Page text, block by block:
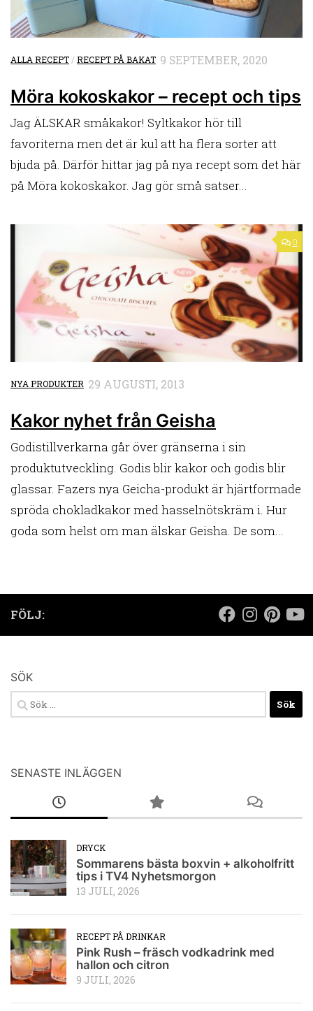
ALLA RECEPT /RECEPT PÅ BAKAT 9 SEPTEMBER, 2020
Möra kokoskakor – recept och tips
Jag ÄLSKAR småkakor! Syltkakor hör till
favoriterna men det är kul att ha flera sorter att
bjuda på. Därför hittar jag på nya recept som det här
på Möra kokoskakor. Jag gör små satser...
0
NYA PRODUKTER 29 AUGUSTI, 2013
Kakor nyhet från Geisha
Godistillverkarna går över gränserna i sin
produktutveckling. Godis blir kakor och godis blir
glassar. Fazers nya Geicha-produkt är hjärtformade
spröda chokladkakor med hasselnötskräm i. Hur
goda som helst om man älskar Geisha. De som...
FÖLJ:
SÖK
Sök
efter:
SENASTE INLÄGGEN
DRYCK
Sommarens bästa boxvin + alkoholfritt
tips i TV4 Nyhetsmorgon
13 JULI, 2026
RECEPT PÅ DRINKAR
Pink Rush – fräsch vodkadrink med
hallon och citron
9 JULI, 2026